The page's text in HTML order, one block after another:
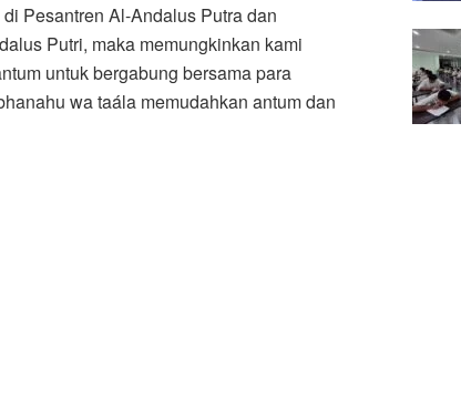
Pesantren Al-Andalus Putra dan
Putri, maka memungkinkan kami
untuk bergabung bersama para
wa taála memudahkan antum dan